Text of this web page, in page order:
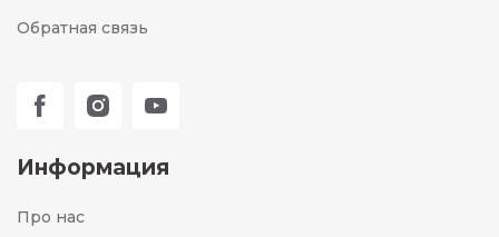
Обратная связь
Информация
Про нас